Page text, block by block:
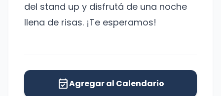
del stand up y disfrutá de una noche
llena de risas. ¡Te esperamos!
event_availableAgregar al Calendario